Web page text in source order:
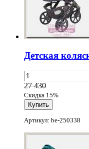
Детская
27 430
Скидка 15%
Артикул: be-250338